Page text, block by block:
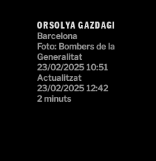
ORSOLYA GAZDAGI
Barcelona
Foto: Bombers de la
Generalitat
23/02/2025 10:51
Actualitzat
23/02/2025 12:42
2 minuts